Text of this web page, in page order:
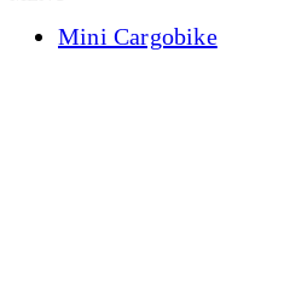
Mini Cargobike